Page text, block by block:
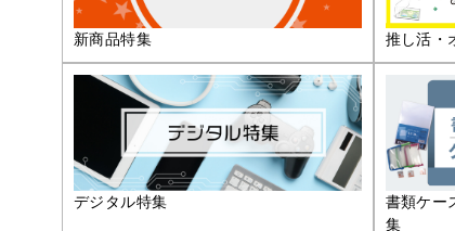
新商品特集 推し活・
デジタル特集
書類ケー
集